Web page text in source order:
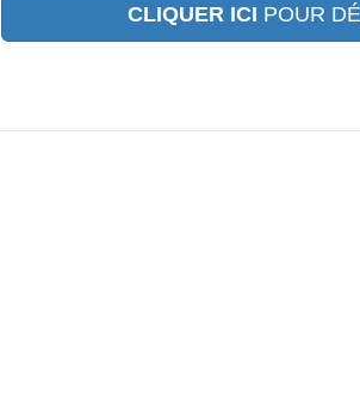
CLIQUER ICI POUR